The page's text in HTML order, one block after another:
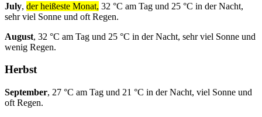
July, der heißeste Monat, 32 °C am Tag und 25 °C in der Nacht,
sehr viel Sonne und oft Regen.
August, 32 °C am Tag und 25 °C in der Nacht, sehr viel Sonne und
wenig Regen.
Herbst
September, 27 °C am Tag und 21 °C in der Nacht, viel Sonne und
oft Regen.